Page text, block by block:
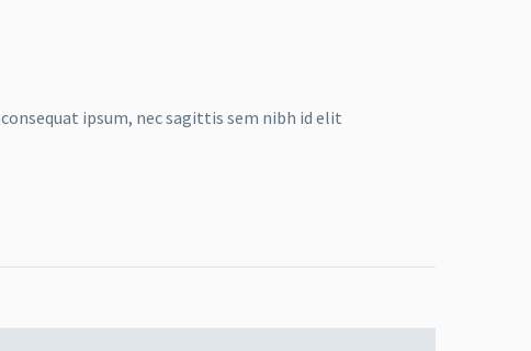
ipsum, nec sagittis sem nibh id elit